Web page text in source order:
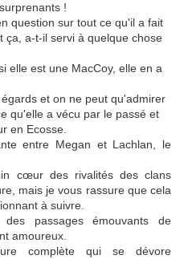
!
question sur tout ce qu'il a fait
ça, a-t-il servi à quelque chose
elle est une MacCoy, elle en a
et on ne peut qu'admirer
qu'elle a vécu par le passé et
en Ecosse
entre Megan et Lachlan , le
cœur des rivalités des clans
mais je vous rassure que cela
à suivre.
passages émouvants de
amoureux.
complète qui se dévore